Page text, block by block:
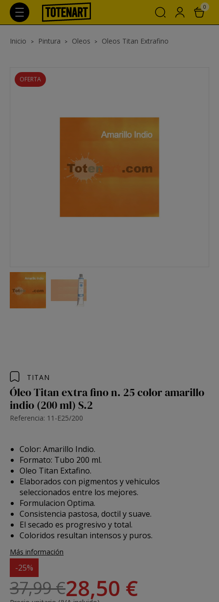
0
Inicio Pintura Oleos Oleos Titan Extrafino
OFERTA
TITAN
Óleo Titan extra fino n. 25 color amarillo
indio (200 ml) S.2
Referencia: 11-E25/200
Color: Amarillo Indio.
Formato: Tubo 200 ml.
Oleo Titan Extafino.
Elaborados con pigmentos y vehiculos
seleccionados entre los mejores.
Formulacion Optima.
Consistencia pastosa, doctil y suave.
El secado es progresivo y total.
Coloridos resultan intensos y puros.
Más información
-25%
37,99 €28,50 €